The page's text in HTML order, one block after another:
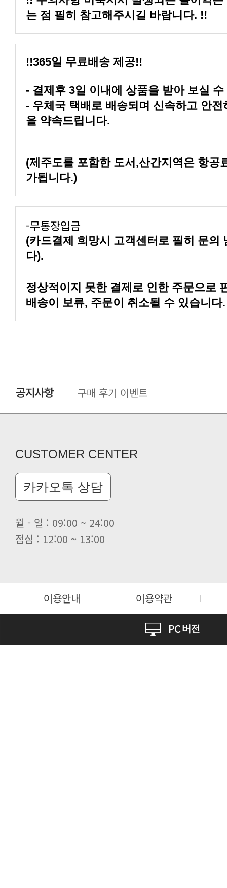
는 점 필히 참고해주시길 바랍니다. !!
!!365일 무료배송 제공!!
- 결제후 3일 이내에 상품을 받아 보실
을 약속드립니다.
가됩니다.)
-무통장입금
다).
배송이 보류, 주문이 취소될 수 있습니다.
클린 공장명 변경
CUSTOMER CENTER
카카오톡 상담
월 - 일 : 09:00 ~ 24:00
점심 : 12:00 ~ 13:00
이용안내 이용약관